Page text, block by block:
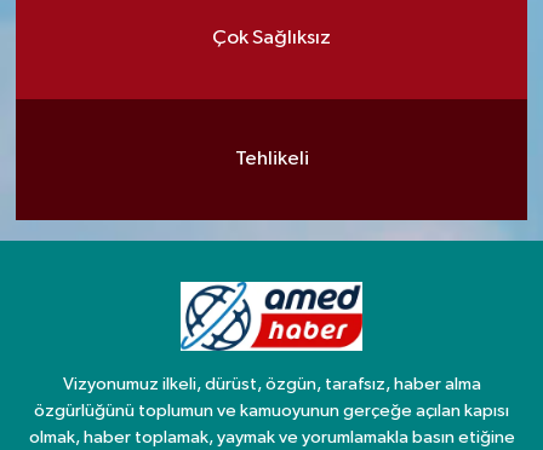
Çok Sağlıksız
Tehlikeli
Vizyonumuz ilkeli, dürüst, özgün, tarafsız, haber alma
özgürlüğünü toplumun ve kamuoyunun gerçeğe açılan kapısı
olmak, haber toplamak, yaymak ve yorumlamakla basın etiğine